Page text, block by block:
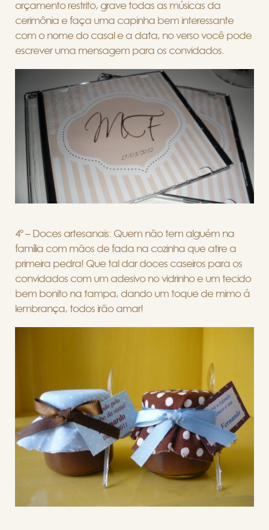
orçamento restrito, grave todas as músicas da
cerimônia e faça uma capinha bem interessante
com o nome do casal e a data, no verso você pode
escrever uma mensagem para os convidados.
4º – Doces artesanais: Quem não tem alguém na
família com mãos de fada na cozinha que atire a
primeira pedra! Que tal dar doces caseiros para os
convidados com um adesivo no vidrinho e um tecido
bem bonito na tampa, dando um toque de mimo á
lembrança, todos irão amar!